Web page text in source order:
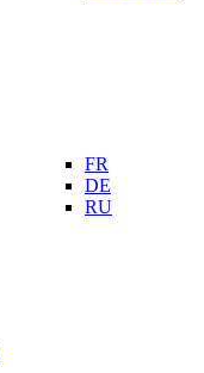
FR
DE
RU